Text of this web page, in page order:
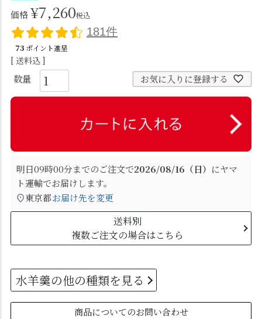
価格¥7,260税込
181件
73 ポイント進呈
送料込
お気に入りに登録する
明日09時00分までのご注文で2026/08/16（日） にヤマ
ト運輸でお届けします。
東京都お届け先を変更
送料別
複数ご注文の場合はこちら
水羊羹の他の種類を見る
商品についてのお問い合わせ